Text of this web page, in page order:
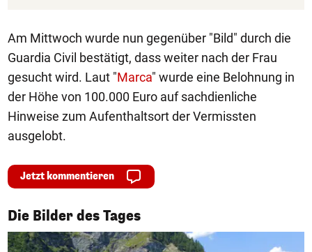
Am Mittwoch wurde nun gegenüber "Bild" durch die
Guardia Civil bestätigt, dass weiter nach der Frau
gesucht wird. Laut "Marca" wurde eine Belohnung in
der Höhe von 100.000 Euro auf sachdienliche
Hinweise zum Aufenthaltsort der Vermissten
ausgelobt.
Jetzt kommentieren
Die Bilder des Tages
1/50